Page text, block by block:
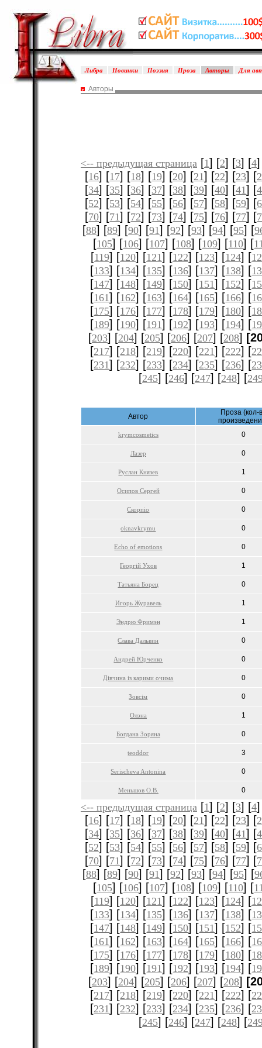
Либра Новинки Поэзия Проза Авторы Для
Авторы
<-- предыдущая страница [1] [2] [3] [4
[16] [17] [18] [19] [20] [21] [22] [23] [
[34] [35] [36] [37] [38] [39] [40] [41] [
[52] [53] [54] [55] [56] [57] [58] [59] [
[70] [71] [72] [73] [74] [75] [76] [77] [
[88] [89] [90] [91] [92] [93] [94] [95] [
[105] [106] [107] [108] [109] [110] [
[119] [120] [121] [122] [123] [124] [
[133] [134] [135] [136] [137] [138] [
[147] [148] [149] [150] [151] [152] [
[161] [162] [163] [164] [165] [166] [
[175] [176] [177] [178] [179] [180] [
[189] [190] [191] [192] [193] [194] [
[203] [204] [205] [206] [207] [208]
[217] [218] [219] [220] [221] [222] [
[231] [232] [233] [234] [235] [236] [
[245] [246] [247] [248] [
Автор
Проза (кол-
krymcosmetics 0
Лазер 0
Руслан Князев 1
Осипов Сергей 0
Скорпіо 0
oknavkrymu 0
Echo of emotions 0
Георгій Ухов 1
Татьяна Борец 0
Игорь Журавель 1
Эндрю Фримэн 1
Слава Дальвин 0
Андрей Юрченко 0
Дівчина із карими очима 0
Зовсім 0
Олэна 1
Богдана Зоряна 0
teoddor 3
Serischeva Antonina 0
Меньшов О.В. 0
<-- предыдущая страница [1] [2] [3] [4
[16] [17] [18] [19] [20] [21] [22] [23] [
[34] [35] [36] [37] [38] [39] [40] [41] [
[52] [53] [54] [55] [56] [57] [58] [59] [
[70] [71] [72] [73] [74] [75] [76] [77] [
[88] [89] [90] [91] [92] [93] [94] [95] [
[105] [106] [107] [108] [109] [110] [
[119] [120] [121] [122] [123] [124] [
[133] [134] [135] [136] [137] [138] [
[147] [148] [149] [150] [151] [152] [
[161] [162] [163] [164] [165] [166] [
[175] [176] [177] [178] [179] [180] [
[189] [190] [191] [192] [193] [194] [
[203] [204] [205] [206] [207] [208]
[217] [218] [219] [220] [221] [222] [
[231] [232] [233] [234] [235] [236] [
[245] [246] [247] [248] [